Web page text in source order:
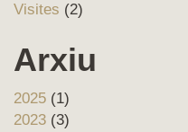
Visites (2)
Arxiu
2025 (1)
2023 (3)